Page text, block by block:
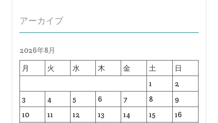
アーカイブ
2026年8月
月
火 水 木 金 土
日
1
2
3
4 5 6 7 8
9
10
11 12 13 14 15 16